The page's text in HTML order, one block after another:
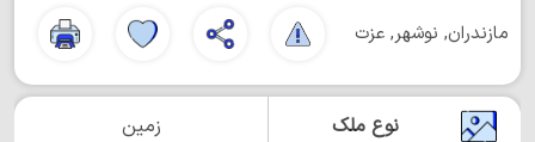
مازندران, نوشهر, عزت
نوع ملک زمین